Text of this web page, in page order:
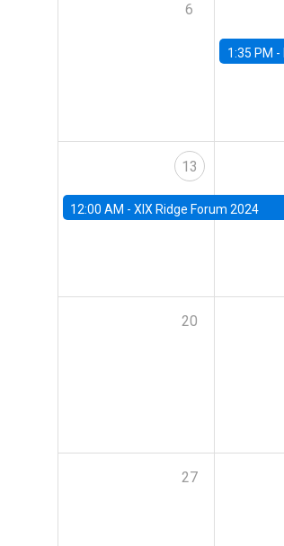
6
1:35 PM -
13
12:00 AM - XIX Ridge Forum 2024
20
27